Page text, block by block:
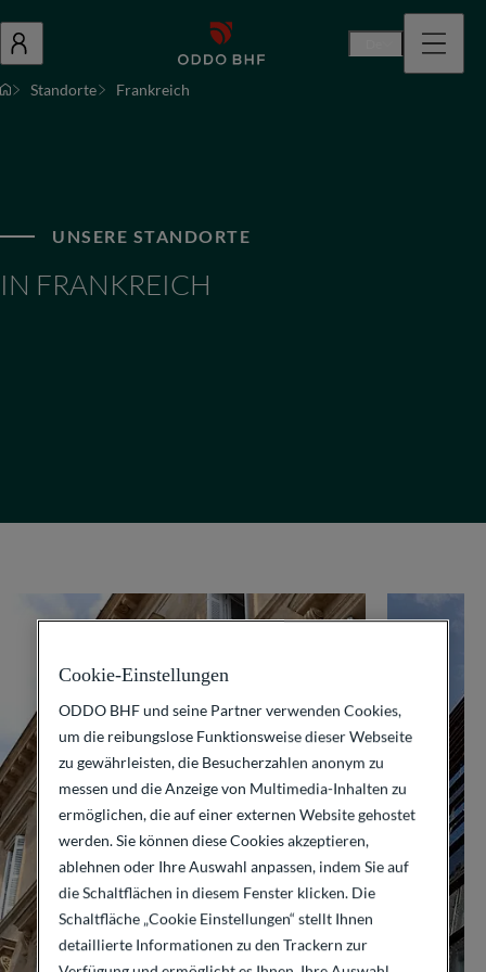
Standorte Frankreich
UNSERE STANDORTE
IN FRANKREICH
Cookie-Einstellungen
ODDO BHF und seine Partner verwenden Cookies,
um die reibungslose Funktionsweise dieser Webseite
zu gewährleisten, die Besucherzahlen anonym zu
messen und die Anzeige von Multimedia-Inhalten zu
ermöglichen, die auf einer externen Website gehostet
werden. Sie können diese Cookies akzeptieren,
ablehnen oder Ihre Auswahl anpassen, indem Sie auf
die Schaltflächen in diesem Fenster klicken. Die
Schaltfläche „Cookie Einstellungen“ stellt Ihnen
detaillierte Informationen zu den Trackern zur